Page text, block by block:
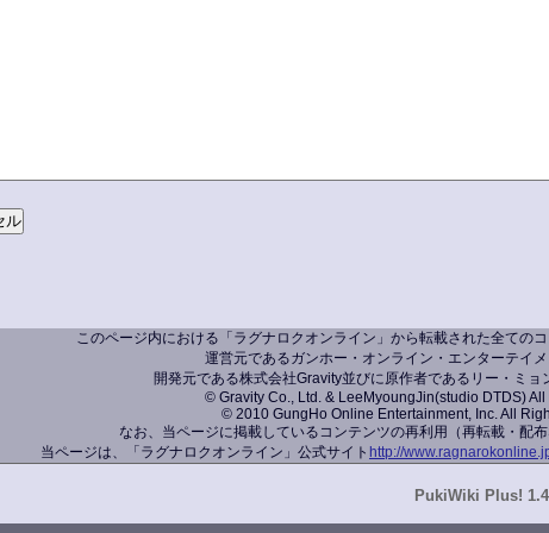
このページ内における「ラグナロクオンライン」から転載された全ての
運営元であるガンホー・オンライン・エンターテイ
開発元である株式会社Gravity並びに原作者であるリー・ミョ
© Gravity Co., Ltd. & LeeMyoungJin(studio DTDS) All
© 2010 GungHo Online Entertainment, Inc. All
なお、当ページに掲載しているコンテンツの再利用（再転載・配
当ページは、「ラグナロクオンライン」公式サイト http://
PukiWiki Plus!